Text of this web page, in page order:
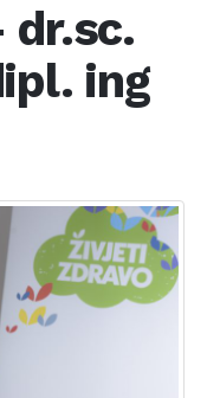
dr.sc.
ing